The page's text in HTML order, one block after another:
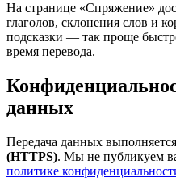
На странице «Спряжение»
глаголов, склонения слов и
подсказки — так проще
время перевода.
данных
Передача данных
(HTTPS). Мы не публикуем
политике